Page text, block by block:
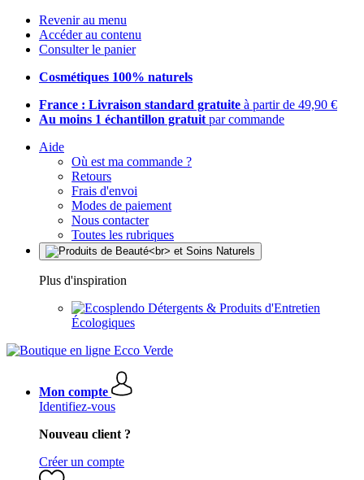
Revenir au menu
Accéder au contenu
Consulter le panier
Cosmétiques 100% naturels
France : Livraison standard gratuite à partir de 49,90 €
Au moins 1 échantillon gratuit par commande
Aide
Où est ma commande ?
Retours
Frais d'envoi
Modes de paiement
Nous contacter
Toutes les rubriques
Plus d'inspiration
Détergents & Produits d'Entretien
Écologiques
Mon compte
Identifiez-vous
Nouveau client ?
Créer un compte